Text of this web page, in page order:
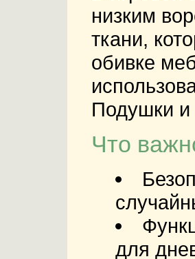
низким
ткани,
обивке
Подушки и
Что
для